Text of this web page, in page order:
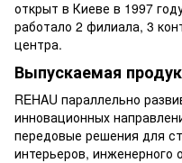
открыт в Киеве в 1997
работало 2 филиала, 3
центра.
Выпускаемая
REHAU параллельно
инновационных
передовые решения для
интерьеров, инженерного